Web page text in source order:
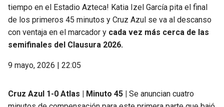
tiempo en el Estadio Azteca! Katia Izel García pita el final
de los primeros 45 minutos y Cruz Azul se va al descanso
con ventaja en el marcador y cada vez más cerca de las
semifinales del Clausura 2026.
9 mayo, 2026 | 22:05
Cruz Azul 1-0 Atlas | Minuto 45 | Se anuncian cuatro